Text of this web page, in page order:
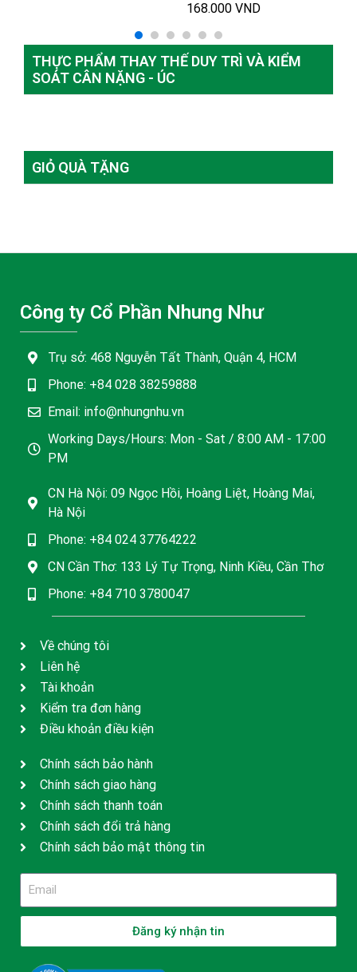
168.000 VND
THỰC PHẨM THAY THẾ DUY TRÌ VÀ KIỂM
SOÁT CÂN NẶNG - ÚC
GIỎ QUÀ TẶNG
Công ty Cổ Phần Nhung Như
Trụ sở: 468 Nguyễn Tất Thành, Quận 4, HCM
Phone: +84 028 38259888
Email: info@nhungnhu.vn
Working Days/Hours: Mon - Sat / 8:00 AM - 17:00
PM
CN Hà Nội: 09 Ngọc Hồi, Hoàng Liệt, Hoàng Mai,
Hà Nội
Phone: +84 024 37764222
CN Cần Thơ: 133 Lý Tự Trọng, Ninh Kiều, Cần Thơ
Phone: +84 710 3780047
Về chúng tôi
Liên hệ
Tài khoản
Kiểm tra đơn hàng
Điều khoản điều kiện
Chính sách bảo hành
Chính sách giao hàng
Chính sách thanh toán
Chính sách đổi trả hàng
Chính sách bảo mật thông tin
Đăng ký nhận tin